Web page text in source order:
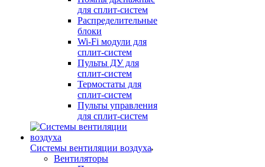
для сплит-систем
Распределительные
блоки
Wi-Fi модули для
сплит-систем
Пульты ДУ для
сплит-систем
Термостаты для
сплит-систем
Пульты управления
для сплит-систем
Системы вентиляции воздуха
Вентиляторы